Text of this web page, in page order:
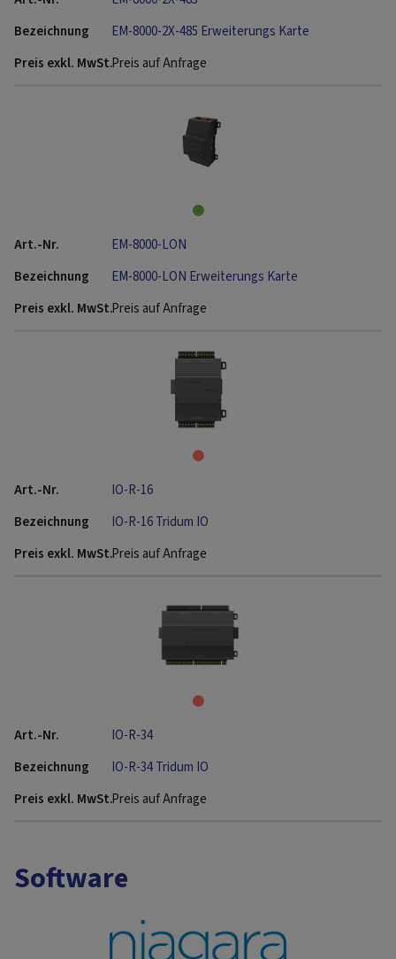
EM-8000-2X-485 Erweiterungs Karte
Preis auf Anfrage
EM-8000-LON
EM-8000-LON Erweiterungs Karte
Preis auf Anfrage
IO-R-16
IO-R-16 Tridum IO
Preis auf Anfrage
IO-R-34
IO-R-34 Tridum IO
Preis auf Anfrage
Software